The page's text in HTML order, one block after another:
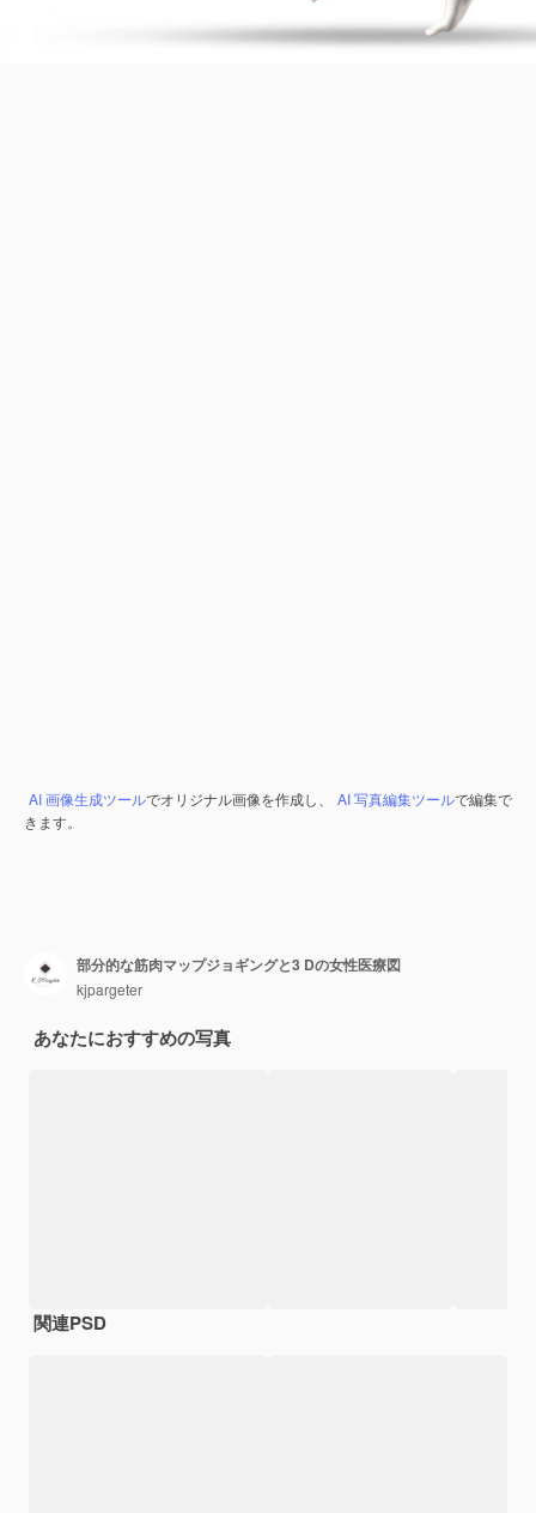
AI 画像生成ツールでオリジナル画像を作成し、 AI 写真編集ツールで編集で
きます。
部分的な筋肉マップジョギングと3 Dの女性医療図
kjpargeter
あなたにおすすめの写真
関連PSD